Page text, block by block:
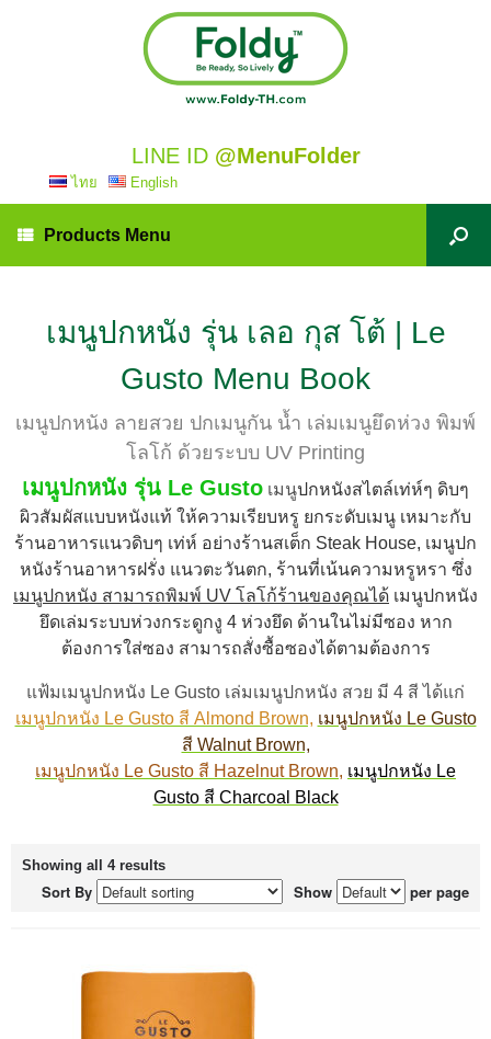
LINE ID @MenuFolder
ไทย English
Products Menu
เมนูปกหนัง รุ่น เลอ กุส โต้ | Le
Gusto Menu Book
เมนูปกหนัง ลายสวย ปกเมนูกัน น้ำ เล่มเมนูยึดห่วง พิมพ์
โลโก้ ด้วยระบบ UV Printing
เมนูปกหนัง รุ่น Le Gusto เมนูปกหนังสไตล์เท่ห์ๆ ดิบๆ
ผิวสัมผัสแบบหนังแท้ ให้ความเรียบหรู ยกระดับเมนู เหมาะกับ
ร้านอาหารแนวดิบๆ เท่ห์ อย่างร้านสเต็ก Steak House, เมนูปก
หนังร้านอาหารฝรั่ง แนวตะวันตก, ร้านที่เน้นความหรูหรา ซึ่ง
เมนูปกหนัง สามารถพิมพ์ UV โลโก้ร้านของคุณได้ เมนูปกหนัง
ยึดเล่มระบบห่วงกระดูกงู 4 ห่วงยึด ด้านในไม่มีซอง หาก
ต้องการใส่ซอง สามารถสั่งซื้อซองได้ตามต้องการ
แฟ้มเมนูปกหนัง Le Gusto เล่มเมนูปกหนัง สวย มี 4 สี ได้แก่
เมนูปกหนัง Le Gusto สี Almond Brown, เมนูปกหนัง Le Gusto
สี Walnut Brown,
เมนูปกหนัง Le Gusto สี Hazelnut Brown, เมนูปกหนัง Le
Gusto สี Charcoal Black
Showing all 4 results
Sort By Show per page